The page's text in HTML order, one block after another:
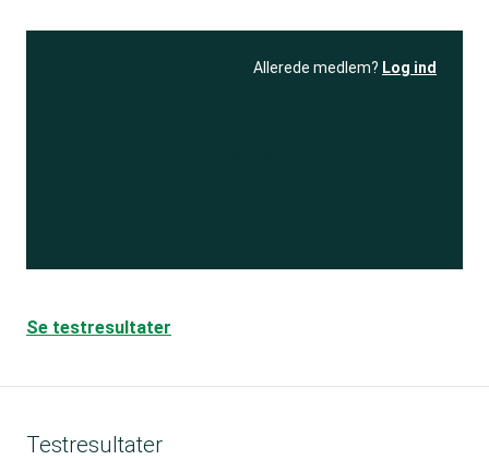
Allerede medlem? Log ind
Se testresultater
Testresultater